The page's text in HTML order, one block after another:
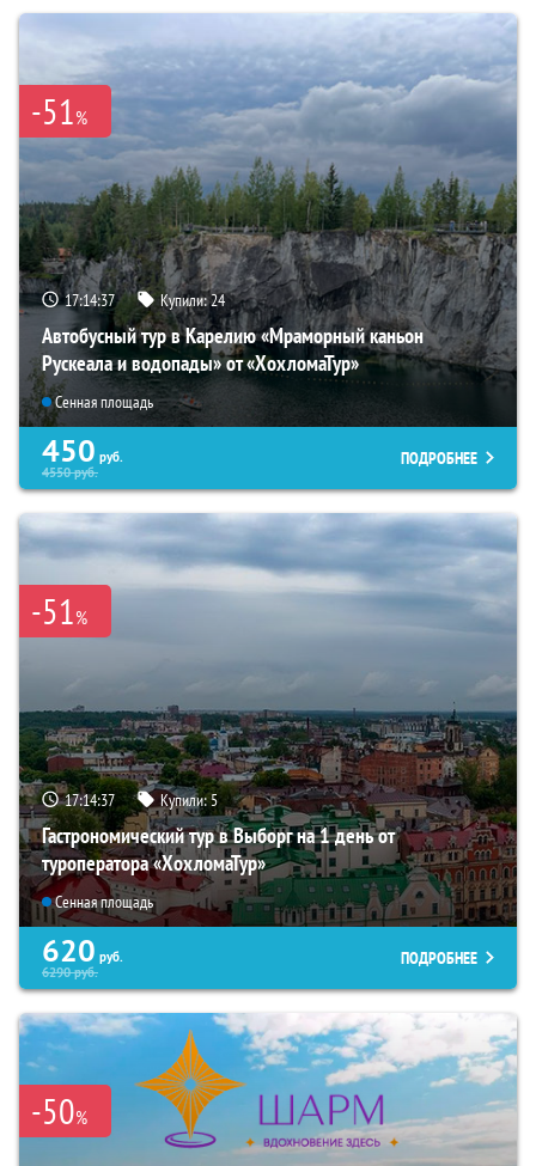
-51%
17:14:35 Купили:24
Автобусный тур в Карелию «Мраморный каньон
Рускеала и водопады» от «ХохломаТур»
Сенная площадь
450 руб.
4550руб.
ПОДРОБНЕЕ
-51%
17:14:35 Купили:5
Гастрономический тур в Выборг на 1 день от
туроператора «ХохломаТур»
Сенная площадь
620 руб.
6290руб.
ПОДРОБНЕЕ
-50%